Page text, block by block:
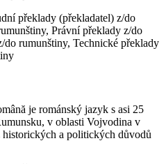
překlady (překladatel) z/do
Právní překlady z/do
rumunštiny, Technické překlady
je románský jazyk s asi 25
v oblasti Vojvodina v
a politických důvodů